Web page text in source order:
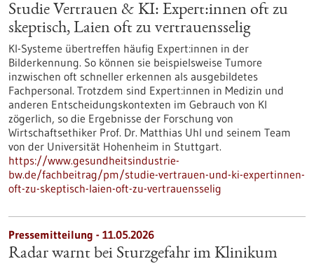
Studie Vertrauen & KI: Expert:innen oft zu
skeptisch, Laien oft zu vertrauensselig
KI-Systeme übertreffen häufig Expert:innen in der
Bilderkennung. So können sie beispielsweise Tumore
inzwischen oft schneller erkennen als ausgebildetes
Fachpersonal. Trotzdem sind Expert:innen in Medizin und
anderen Entscheidungskontexten im Gebrauch von KI
zögerlich, so die Ergebnisse der Forschung von
Wirtschaftsethiker Prof. Dr. Matthias Uhl und seinem Team
von der Universität Hohenheim in Stuttgart.
https://www.gesundheitsindustrie-
bw.de/fachbeitrag/pm/studie-vertrauen-und-ki-expertinnen-
oft-zu-skeptisch-laien-oft-zu-vertrauensselig
Pressemitteilung - 11.05.2026
Radar warnt bei Sturzgefahr im Klinikum